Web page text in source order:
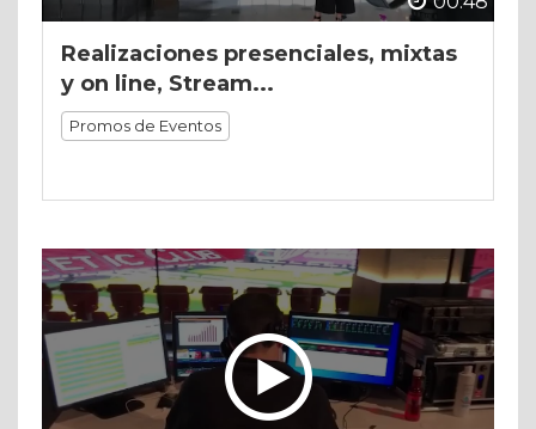
Realizaciones presenciales, mixtas
y on line, Stream...
Promos de Eventos